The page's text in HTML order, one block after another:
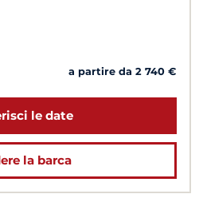
a partire da 2 740 €
le date
la barca